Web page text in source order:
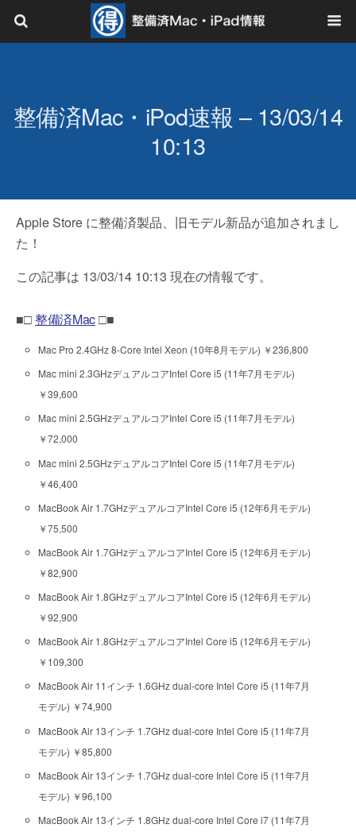
整備済Mac・iPod速報 – 13/03/14
10:13
Apple Store に整備済製品、旧モデル新品が追加されまし
た！
この記事は 13/03/14 10:13 現在の情報です。
■□整備済Mac□■
Mac Pro 2.4GHz 8-Core Intel Xeon (10年8月モデル) ￥236,800
Mac mini 2.3GHzデュアルコアIntel Core i5 (11年7月モデル)
￥39,600
Mac mini 2.5GHzデュアルコアIntel Core i5 (11年7月モデル)
￥72,000
Mac mini 2.5GHzデュアルコアIntel Core i5 (11年7月モデル)
￥46,400
MacBook Air 1.7GHzデュアルコアIntel Core i5 (12年6月モデル)
￥75,500
MacBook Air 1.7GHzデュアルコアIntel Core i5 (12年6月モデル)
￥82,900
MacBook Air 1.8GHzデュアルコアIntel Core i5 (12年6月モデル)
￥92,900
MacBook Air 1.8GHzデュアルコアIntel Core i5 (12年6月モデル)
￥109,300
MacBook Air 11インチ 1.6GHz dual-core Intel Core i5 (11年7月
モデル) ￥74,900
MacBook Air 13インチ 1.7GHz dual-core Intel Core i5 (11年7月
モデル) ￥85,800
MacBook Air 13インチ 1.7GHz dual-core Intel Core i5 (11年7月
モデル) ￥96,100
MacBook Air 13インチ 1.8GHz dual-core Intel Core i7 (11年7月